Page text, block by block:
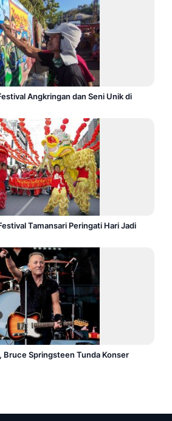
Angkringan dan Seni Unik di
Tamansari Peringati Hari Jadi
Bruce Springsteen Tunda Konser